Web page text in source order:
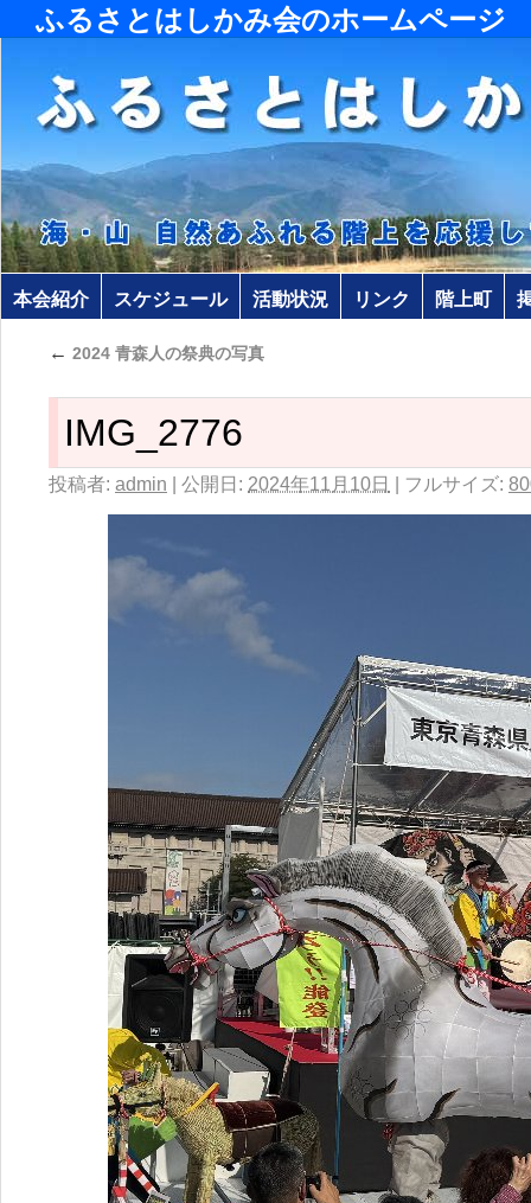
ふるさとはしかみ会のホームページ
本会紹介 スケジュール 活動状況 リンク 階上町
← 2024 青森人の祭典の写真
IMG_2776
投稿者: admin 公開日: 2024年11月10日 フルサイズ: